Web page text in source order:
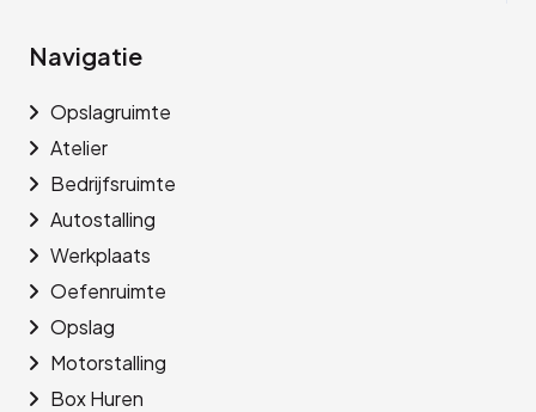
Navigatie
Opslagruimte
Atelier
Bedrijfsruimte
Autostalling
Werkplaats
Oefenruimte
Opslag
Motorstalling
Box Huren